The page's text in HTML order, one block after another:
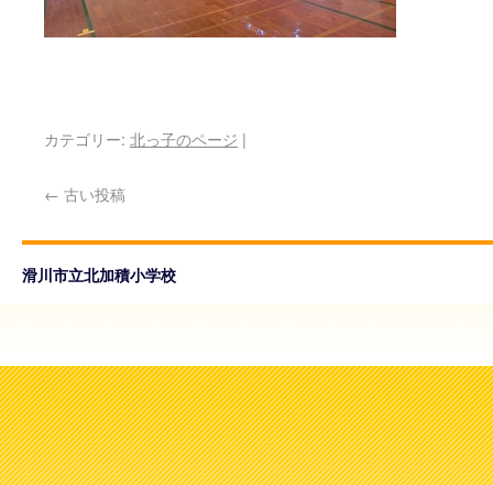
カテゴリー: 北っ子のページ |
← 古い投稿
滑川市立北加積小学校